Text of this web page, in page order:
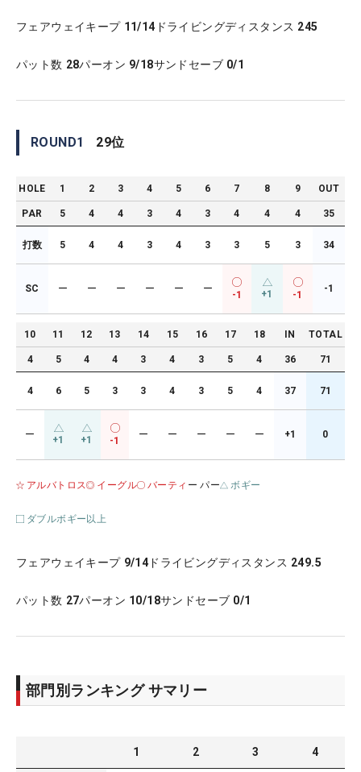
フェアウェイキープ 11/14 ドライビングディスタンス 245
パット数 28パーオン 9/18サンドセーブ 0/1
ROUND1 29位
HOLE 1 2 3 4 5 6 7 8 9 OUT
PAR 5 4 4 3 4 3 4 4 4 35
打数 5 4 4 3 4 3 3 5 3 34
SC ー ー ー ー ー ー
-1 +1 -1
-1
10 11 12 13 14 15 16 17 18 IN TOTAL
4 5 4 4 3 4 3 5 4 36 71
4 6 5 3 3 4 3 5 4 37 71
ー +1 +1 -1
ー ー ー ー ー +1 0
アルバトロス イーグル バーティ ー パー ボギー
ダブルボギー以上
フェアウェイキープ 9/14 ドライビングディスタンス 249.5
パット数 27パーオン 10/18サンドセーブ 0/1
部門別ランキング サマリー
1 2 3 4